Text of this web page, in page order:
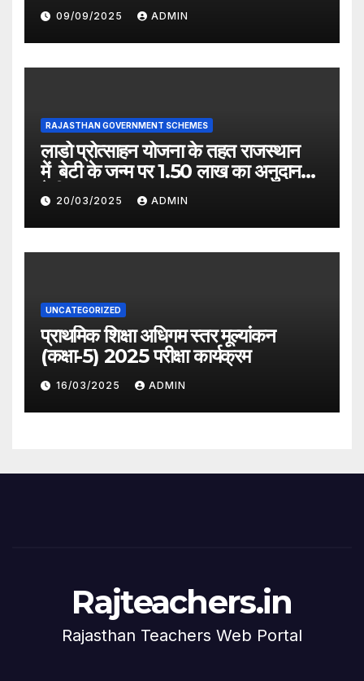
09/09/2025 ADMIN
RAJASTHAN GOVERNMENT SCHEMES
लाडो प्रोत्साहन योजना के तहत राजस्थान
में बेटी के जन्म पर 1.50 लाख का अनुदान
देगी सरकार
20/03/2025 ADMIN
UNCATEGORIZED
प्राथमिक शिक्षा अधिगम स्तर मूल्यांकन
(कक्षा-5) 2025 परीक्षा कार्यक्रम
16/03/2025 ADMIN
Rajteachers.in
Rajasthan Teachers Web Portal